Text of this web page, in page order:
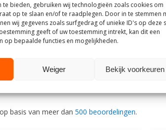
te bieden, gebruiken wij technologieën zoals cookies om
op te slaan en/of te raadplegen. Door in te stemmen
wij gegevens zoals surfgedrag of unieke ID's op deze
geeft of uw toestemming intrekt, kan dit een
op bepaalde functies en mogelijkheden.
Weiger Bekijk voorkeuren
basis van meer dan 500 beoordelingen.